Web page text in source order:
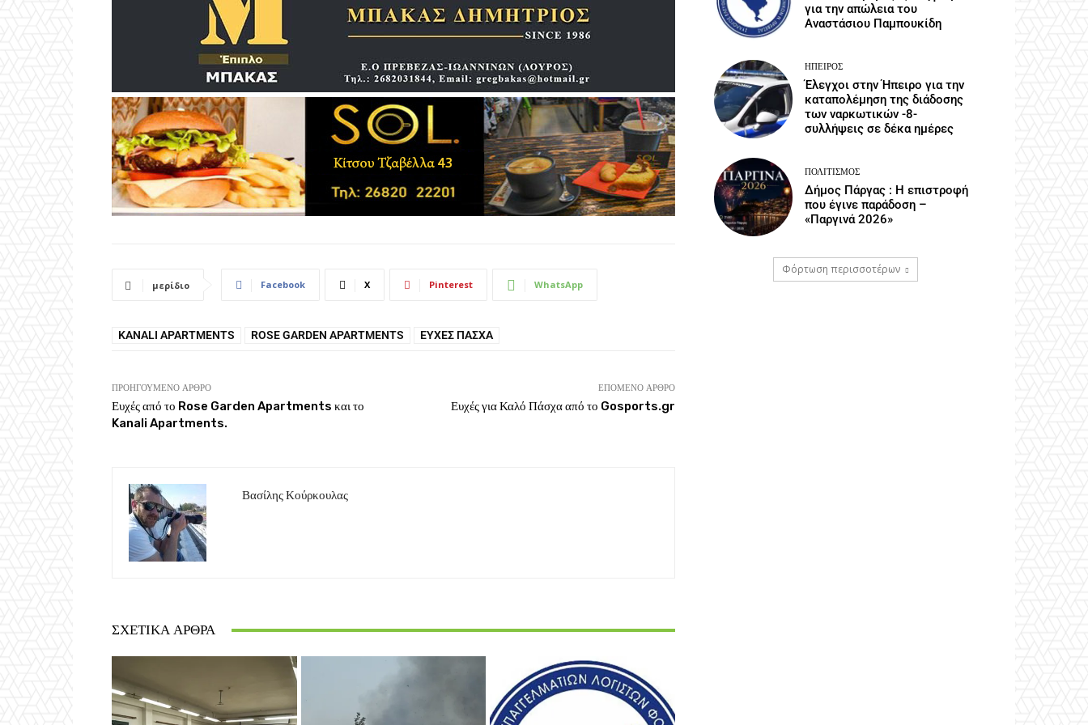
μερίδιο Facebook X Pinterest WhatsApp
KANALI APARTMENTS ROSE GARDEN APARTMENTS ΕΥΧΈΣ ΠΆΣΧΑ
ΠΡΟΗΓΟΎΜΕΝΟ ΆΡΘΡΟ
Ευχές από το Rose Garden Apartments και το
Kanali Apartments.
ΕΠΌΜΕΝΟ ΆΡΘΡΟ
Ευχές για Καλό Πάσχα από το Gosports.gr
Βασίλης Κούρκουλας
ΣΧΕΤΙΚΆ ΆΡΘΡΑ
για την απώλεια του
Αναστάσιου Παμπουκίδη
ΉΠΕΙΡΟΣ
Έλεγχοι στην Ήπειρο για την
καταπολέμηση της διάδοσης
των ναρκωτικών -8-
συλλήψεις σε δέκα ημέρες
ΠΟΛΙΤΙΣΜΌΣ
Δήμος Πάργας : Η επιστροφή
που έγινε παράδοση –
«Παργινά 2026»
Φόρτωση περισσοτέρων